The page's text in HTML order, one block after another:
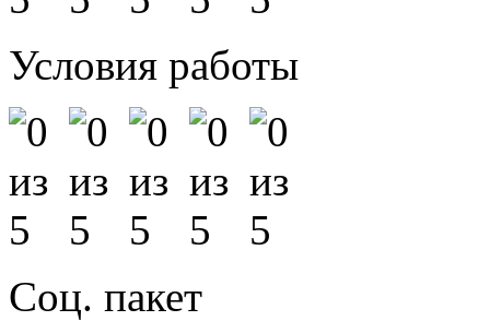
Условия работы
Соц. пакет